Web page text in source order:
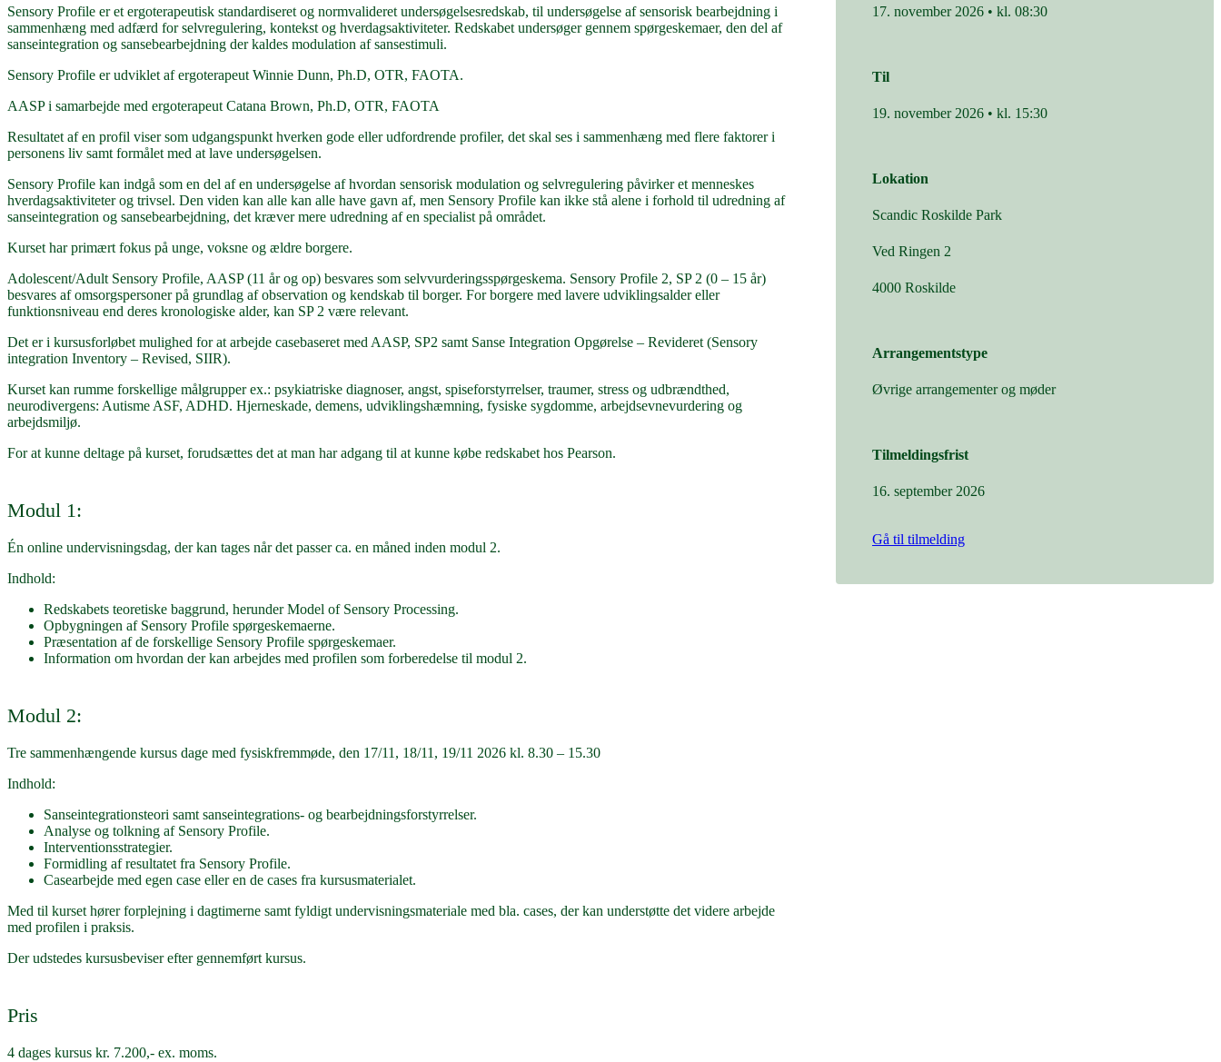
17. november 2026 • kl. 08:30
Til
19. november 2026 • kl. 15:30
Lokation
Scandic Roskilde Park
Ved Ringen 2
4000 Roskilde
Arrangementstype
Øvrige arrangementer og møder
Tilmeldingsfrist
16. september 2026
Gå til tilmelding
Sensory Profile er et ergoterapeutisk standardiseret og normvalideret undersøgelsesredskab, til undersøgelse af sensorisk bearbejdning i
sammenhæng med adfærd for selvregulering, kontekst og hverdagsaktiviteter. Redskabet undersøger gennem spørgeskemaer, den del af
sanseintegration og sansebearbejdning der kaldes modulation af sansestimuli.
Sensory Profile er udviklet af ergoterapeut Winnie Dunn, Ph.D, OTR, FAOTA.
AASP i samarbejde med ergoterapeut Catana Brown, Ph.D, OTR, FAOTA
Resultatet af en profil viser som udgangspunkt hverken gode eller udfordrende profiler, det skal ses i sammenhæng med flere faktorer i
personens liv samt formålet med at lave undersøgelsen.
Sensory Profile kan indgå som en del af en undersøgelse af hvordan sensorisk modulation og selvregulering påvirker et menneskes
hverdagsaktiviteter og trivsel. Den viden kan alle kan alle have gavn af, men Sensory Profile kan ikke stå alene i forhold til udredning af
sanseintegration og sansebearbejdning, det kræver mere udredning af en specialist på området.
Kurset har primært fokus på unge, voksne og ældre borgere.
Adolescent/Adult Sensory Profile, AASP (11 år og op) besvares som selvvurderingsspørgeskema. Sensory Profile 2, SP 2 (0 – 15 år)
besvares af omsorgspersoner på grundlag af observation og kendskab til borger. For borgere med lavere udviklingsalder eller
funktionsniveau end deres kronologiske alder, kan SP 2 være relevant.
Det er i kursusforløbet mulighed for at arbejde casebaseret med AASP, SP2 samt Sanse Integration Opgørelse – Revideret (Sensory
integration Inventory – Revised, SIIR).
Kurset kan rumme forskellige målgrupper ex.: psykiatriske diagnoser, angst, spiseforstyrrelser, traumer, stress og udbrændthed,
neurodivergens: Autisme ASF, ADHD. Hjerneskade, demens, udviklingshæmning, fysiske sygdomme, arbejdsevnevurdering og
arbejdsmiljø.
For at kunne deltage på kurset, forudsættes det at man har adgang til at kunne købe redskabet hos Pearson.
Modul 1:
Én online undervisningsdag, der kan tages når det passer ca. en måned inden modul 2.
Indhold:
Redskabets teoretiske baggrund, herunder Model of Sensory Processing.
Opbygningen af Sensory Profile spørgeskemaerne.
Præsentation af de forskellige Sensory Profile spørgeskemaer.
Information om hvordan der kan arbejdes med profilen som forberedelse til modul 2.
Modul 2:
Tre sammenhængende kursus dage med fysiskfremmøde, den 17/11, 18/11, 19/11 2026 kl. 8.30 – 15.30
Indhold:
Sanseintegrationsteori samt sanseintegrations- og bearbejdningsforstyrrelser.
Analyse og tolkning af Sensory Profile.
Interventionsstrategier.
Formidling af resultatet fra Sensory Profile.
Casearbejde med egen case eller en de cases fra kursusmaterialet.
Med til kurset hører forplejning i dagtimerne samt fyldigt undervisningsmateriale med bla. cases, der kan understøtte det videre arbejde
med profilen i praksis.
Der udstedes kursusbeviser efter gennemført kursus.
Pris
4 dages kursus kr. 7.200,- ex. moms.